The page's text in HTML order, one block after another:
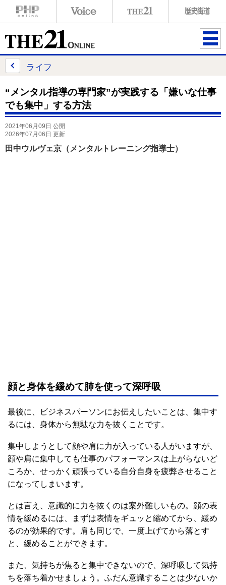
ME
ライフ
“メンタル指導の専門家”が実践する「嫌いな仕事
でも集中」する方法
2021年06月09日 公開
2026年07月06日 更新
田中ウルヴェ京（メンタルトレーニング指導士）
顔と身体を緩めて肺を使って深呼吸
最後に、ビジネスパーソンにお伝えしたいことは、集中す
るには、身体から無駄な力を抜くことです。
集中しようとして顔や肩に力が入っている人がいますが、
顔や肩に集中しても仕事のパフォーマンスは上がらないど
ころか、せっかく頑張っている自分自身を疲弊させること
になってしまいます。
とは言え、意識的に力を抜くのは案外難しいもの。顔の表
情を緩めるには、まずは表情をギュッと縮めてから、緩め
るのが効果的です。肩も同じで、一度上げてから落とす
と、緩めることができます。
また、気持ちが焦ると集中できないので、深呼吸して気持
ちを落ち着かせましょう。ふだん意識することは少ないか